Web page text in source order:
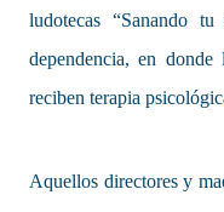
ludotecas “Sanando
dependencia, en
reciben terapia
Aquellos directores y